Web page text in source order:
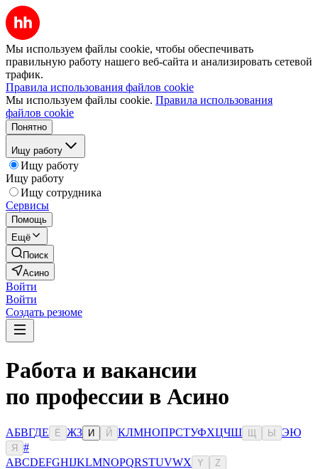
Мы используем файлы cookie, чтобы обеспечивать
правильную работу нашего веб-сайта и анализировать сетевой
трафик.
Правила использования файлов cookie
Мы используем файлы cookie. Правила использования
файлов cookie
Понятно
Ищу работу
Ищу работу
Ищу работу
Ищу сотрудника
Сервисы
Помощь
Ещё
Поиск
Асино
Войти
Войти
Создать резюме
Работа и вакансии
по профессии в Асино
АБВГДЕ Ё ЖЗ И Й КЛМНОПРСТУФХЦЧШ Ы ЭЮ
Я
#
ABCDEFGHIJKLMNOPQRSTUVWX Y Z